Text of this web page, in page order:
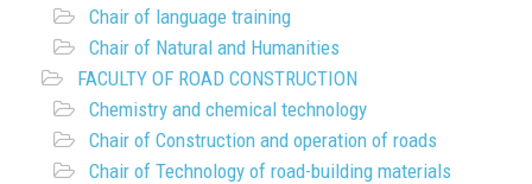
Chair of language training
Chair of Natural and Humanities
FACULTY OF ROAD CONSTRUCTION
Chemistry and chemical technology
Chair of Construction and operation of roads
Chair of Technology of road-building materials